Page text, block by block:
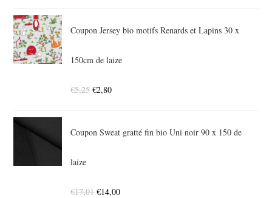
Coupon Jersey bio motifs Renards et Lapins 30 x
150cm de laize
€5,25 €2,80
Coupon Sweat gratté fin bio Uni noir 90 x 150 de
laize
€17,01 €14,00